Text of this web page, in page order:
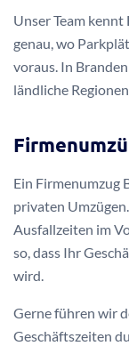
Unser Team
genau, wo
voraus. In
ländliche
Ein Firmenumzug
privaten
Ausfallzeiten im
so, dass Ihr
wird.
Gerne führen wir
Geschäftszeiten